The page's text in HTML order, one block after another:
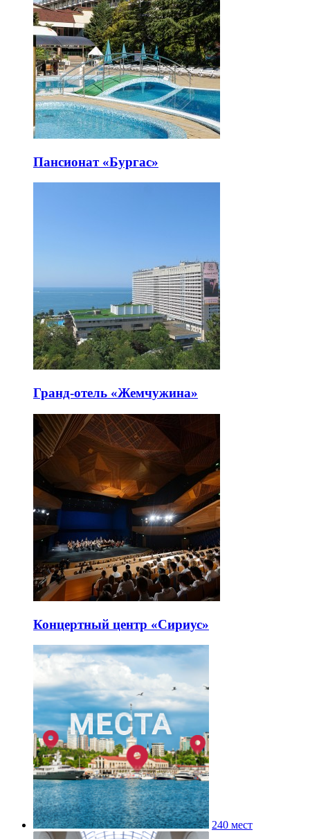
Пансионат «Бургас»
Гранд-отель «Жемчужина»
Концертный центр «Сириус»
240 мест